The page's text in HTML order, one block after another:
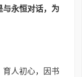
与永恒对话，为
育人初心，因书